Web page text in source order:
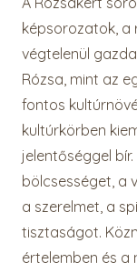
képsorozatok, a
végtelenül
Rózsa, mint az
fontos
kultúrkörben
jelentőséggel
bölcsességet, a
a szerelmet, a
tisztaságot.
értelemben és a